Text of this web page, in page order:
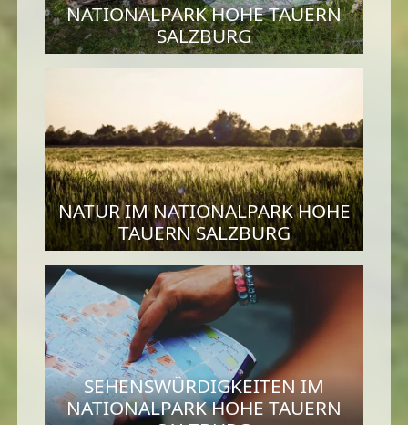
NATIONALPARK HOHE TAUERN
SALZBURG
NATUR IM NATIONALPARK HOHE
TAUERN SALZBURG
SEHENSWÜRDIGKEITEN IM
NATIONALPARK HOHE TAUERN